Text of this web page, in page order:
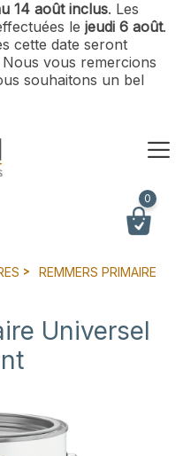
14 août inclus. Les
le jeudi 6 août.
cette date seront
Nous vous remercions
souhaitons un bel
0
REMMERS PRIMAIRE
Universel